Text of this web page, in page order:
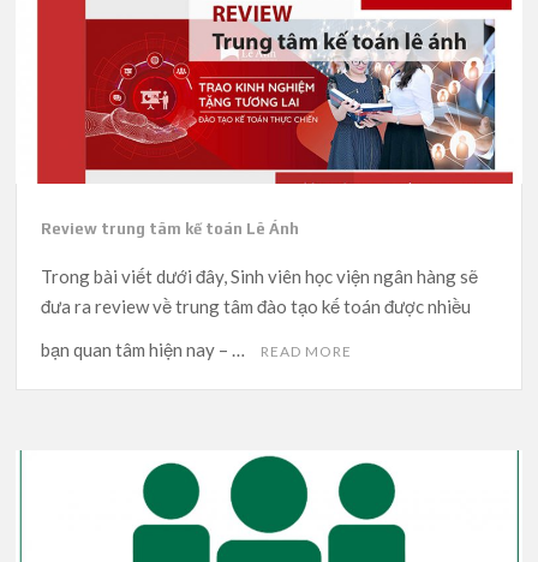
Review trung tâm kế toán Lê Ánh
Trong bài viết dưới đây, Sinh viên học viện ngân hàng sẽ
đưa ra review về trung tâm đào tạo kế toán được nhiều
bạn quan tâm hiện nay – …
READ MORE